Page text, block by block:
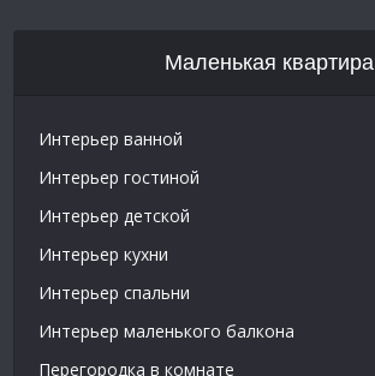
Маленькая квартира
Интерьер ванной
Интерьер гостиной
Интерьер детской
Интерьер кухни
Интерьер спальни
Интерьер маленького балкона
Перегородка в комнате